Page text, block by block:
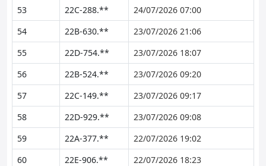
53 22C-288.**
24/07/2026 07:00
54
22B-630.**
23/07/2026 21:06
55
22D-754.**
23/07/2026 18:07
56
22B-524.**
23/07/2026 09:20
57
22C-149.**
23/07/2026 09:17
58
22D-929.**
23/07/2026 09:08
59
22A-377.**
22/07/2026 19:02
60
22E-906.**
22/07/2026 18:23